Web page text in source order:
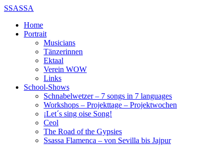
SSASSA
Home
Portrait
Musicians
Tänzerinnen
Ektaal
Verein WOW
Links
School-Shows
Schnabelwetzer – 7 songs in 7 languages
Workshops – Projekttage – Projektwochen
¡Let´s sing oise Song!
Ceol
The Road of the Gypsies
Ssassa Flamenca – von Sevilla bis Jajpur